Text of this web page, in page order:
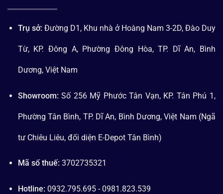
Trụ sở: Đường D1, Khu nhà ở Hoàng Nam 3-2D, Đào Duy
Từ, KP. Đông A, Phường Đông Hòa, TP. Dĩ An, Bình
Dương, Việt Nam
Showroom: Số 256 Mỹ Phước Tân Vạn, KP. Tân Phú 1,
Phường Tân Bình, TP. Dĩ An, Bình Dương, Việt Nam (Ngã
tư Chiêu Liêu, đối diện E-Depot Tân Bình)
Mã số thuế: 3702735321
Hotline: 0932.795.695 - 0981.823.539